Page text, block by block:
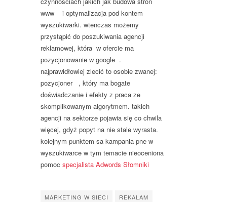
www i optymalizacja pod kontem
wyszukiwarki. wtenczas możemy
przystąpić do poszukiwania agencji
reklamowej, która w ofercie ma
pozycjonowanie w google .
najprawidłowiej zlecić to osobie zwanej:
pozycjoner , który ma bogate
doświadczanie i efekty z praca ze
skomplikowanym algorytmem. takich
agencji na sektorze pojawia się co chwila
więcej, gdyż popyt na nie stale wyrasta.
kolejnym punktem sa kampania pne w
wyszukiwarce w tym temacie nieoceniona
pomoc specjalista Adwords Słomniki
MARKETING W SIECI
REKALAM